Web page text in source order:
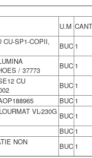
U.M
CU-SP1-COPII,
BUC 1
/ 37773
BUC 1
CU
BUC 1
BUC 1
VL-230G BUC 1
BUC 1
NON
BUC 1